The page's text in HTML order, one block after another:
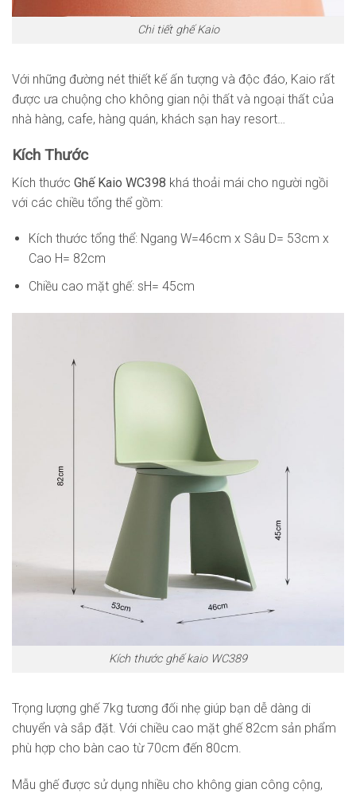
Chi tiết ghế Kaio
Với những đường nét thiết kế ấn tượng và độc đáo, Kaio rất
được ưa chuộng cho không gian nội thất và ngoại thất của
nhà hàng, cafe, hàng quán, khách sạn hay resort…
Kích Thước
Kích thước Ghế Kaio WC398 khá thoải mái cho người ngồi
với các chiều tổng thể gồm:
Kích thước tổng thể: Ngang W=46cm x Sâu D= 53cm x
Cao H= 82cm
Chiều cao mặt ghế: sH= 45cm
Kích thước ghế kaio WC389
Trọng lượng ghế 7kg tương đối nhẹ giúp bạn dễ dàng di
chuyển và sắp đặt. Với chiều cao mặt ghế 82cm sản phẩm
phù hợp cho bàn cao từ 70cm đến 80cm.
Mẫu ghế được sử dụng nhiều cho không gian công cộng,